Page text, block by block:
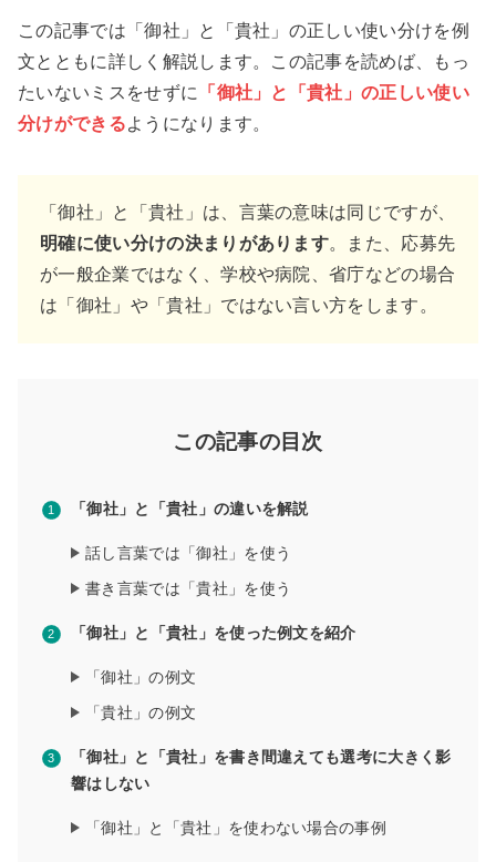
この記事では「御社」と「貴社」の正しい使い分けを例
文とともに詳しく解説します。この記事を読めば、もっ
たいないミスをせずに
「御社」と「貴社」の正しい使い
分けができるようになります。
「御社」と「貴社」は、言葉の意味は同じですが、
明確に使い分けの決まりがあります。また、応募先
が一般企業ではなく、学校や病院、省庁などの場合
は「御社」や「貴社」ではない言い方をします。
この記事の目次
「御社」と「貴社」の違いを解説
話し言葉では「御社」を使う
書き言葉では「貴社」を使う
「御社」と「貴社」を使った例文を紹介
「御社」の例文
「貴社」の例文
「御社」と「貴社」を書き間違えても選考に大きく影
響はしない
「御社」と「貴社」を使わない場合の事例